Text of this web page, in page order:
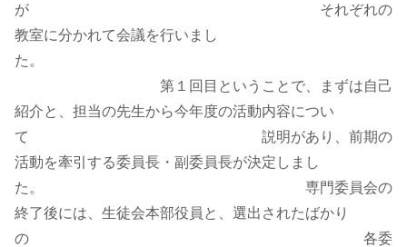
が それぞれの
教室に分かれて会議を行いまし
た。
第１回目ということで、まずは自己
紹介と、担当の先生から今年度の活動内容につい
て 説明があり、前期の
活動を牽引する委員長・副委員長が決定しまし
た。 専門委員会の
終了後には、生徒会本部役員と、選出されたばかり
の 各委